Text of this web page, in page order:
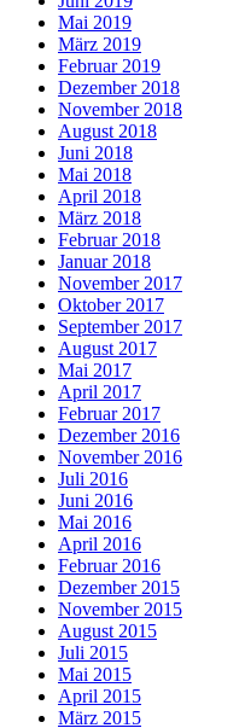
Mai 2019
März 2019
Februar 2019
Dezember 2018
November 2018
August 2018
Juni 2018
Mai 2018
April 2018
März 2018
Februar 2018
Januar 2018
November 2017
Oktober 2017
September 2017
August 2017
Mai 2017
April 2017
Februar 2017
Dezember 2016
November 2016
Juli 2016
Juni 2016
Mai 2016
April 2016
Februar 2016
Dezember 2015
November 2015
August 2015
Juli 2015
Mai 2015
April 2015
März 2015